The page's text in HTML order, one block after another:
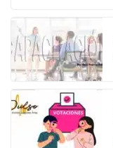
k
c
e
b
o
o
k
itt
er